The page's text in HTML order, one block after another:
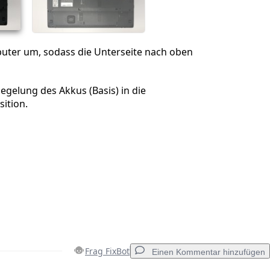
um, sodass die Unterseite nach oben
des Akkus (Basis) in die
Frag FixBot Einen Kommentar hinzufügen